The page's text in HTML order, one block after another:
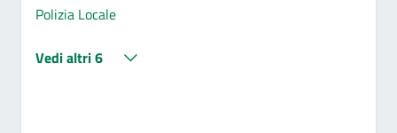
Polizia Locale
Vedi altri 6